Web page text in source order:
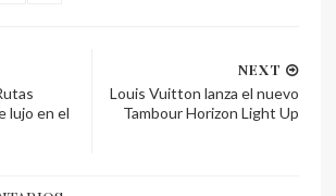
NEXT
Louis Vuitton lanza el nuevo
Tambour Horizon Light Up
lujo en el